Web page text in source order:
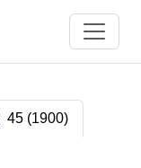
45 (1900)